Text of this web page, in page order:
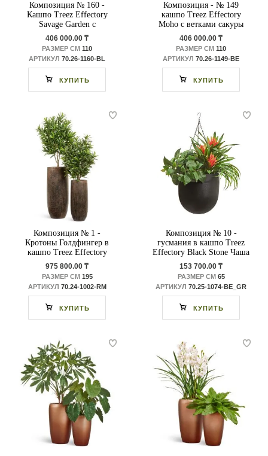
Композиция № 160 -
Кашпо Treez Effectory
Savage Garden с
форзицией
406 000.00 ₸
РАЗМЕР СМ 110
АРТИКУЛ 70.26-1160-BL
КУПИТЬ
Композиция - № 149
кашпо Treez Effectory
Moho с ветками сакуры
406 000.00 ₸
РАЗМЕР СМ 110
АРТИКУЛ 70.26-1149-BE
КУПИТЬ
Композиция № 1 -
Кротоны Голдфингер в
кашпо Treez Effectory
Metal
975 800.00 ₸
РАЗМЕР СМ 195
АРТИКУЛ 70.24-1002-RM
КУПИТЬ
Композиция № 10 -
гусмания в кашпо Treez
Effectory Black Stone Чаша
подвесная антрацит
153 700.00 ₸
РАЗМЕР СМ 65
АРТИКУЛ 70.25-1074-BE_GR
КУПИТЬ